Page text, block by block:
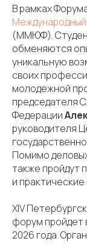
В рамках
(ММЮФ).
обменяются
уникальную
своих
молодежной
председателя
Федерации
руководителя
Помимо
также пройдут
и
XIV
форум пройдет
2026 года.